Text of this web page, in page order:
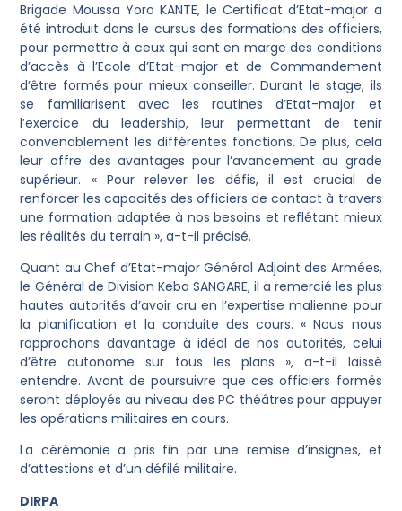
Brigade Moussa Yoro KANTE, le Certificat d’Etat-major a
été introduit dans le cursus des formations des officiers,
pour permettre à ceux qui sont en marge des conditions
d’accès à l’Ecole d’Etat-major et de Commandement
d’être formés pour mieux conseiller. Durant le stage, ils
se familiarisent avec les routines d’Etat-major et
l’exercice du leadership, leur permettant de tenir
convenablement les différentes fonctions. De plus, cela
leur offre des avantages pour l’avancement au grade
supérieur. « Pour relever les défis, il est crucial de
renforcer les capacités des officiers de contact à travers
une formation adaptée à nos besoins et reflétant mieux
les réalités du terrain », a-t-il précisé.
Quant au Chef d’Etat-major Général Adjoint des Armées,
le Général de Division Keba SANGARE, il a remercié les plus
hautes autorités d’avoir cru en l’expertise malienne pour
la planification et la conduite des cours. « Nous nous
rapprochons davantage à idéal de nos autorités, celui
d’être autonome sur tous les plans », a-t-il laissé
entendre. Avant de poursuivre que ces officiers formés
seront déployés au niveau des PC théâtres pour appuyer
les opérations militaires en cours.
La cérémonie a pris fin par une remise d’insignes, et
d’attestions et d’un défilé militaire.
DIRPA